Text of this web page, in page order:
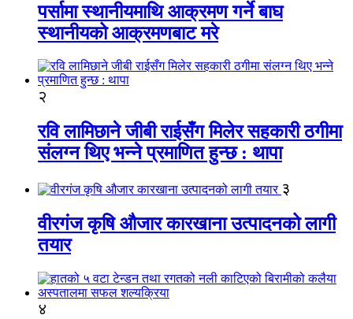
पर्सामा स्थानीयमाथि आक्रमण गर्ने बाघ
स्थानीयको आक्रमणबाट मरे
२
रवि लामिछाने जीबी राईसँग मिलेर सहकारी ठगीमा
संलग्न थिए भन्ने प्रमाणित हुन्छ : थापा
३
वीरगंज कृषि औजार कारखाना उत्पादनको लागी
तयार
४